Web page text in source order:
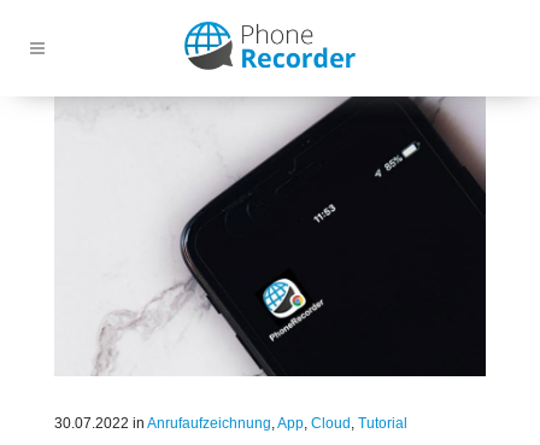
30.07.2022 in Anrufaufzeichnung,App, Cloud , Tutorial